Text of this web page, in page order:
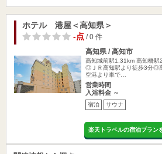
ホテル 港屋＜高知県＞
-点/ 0 件
高知県 / 高知市
高知城前駅1.31km 高知橋駅
◎ＪＲ高知駅より徒歩3分◎
空港より車で…
営業時間
入浴料金 ～
宿泊 サウナ
楽天トラベルの宿泊プラン